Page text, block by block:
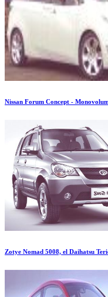
Nissan Forum Concept -
Zotye Nomad 5008, el Daihatsu